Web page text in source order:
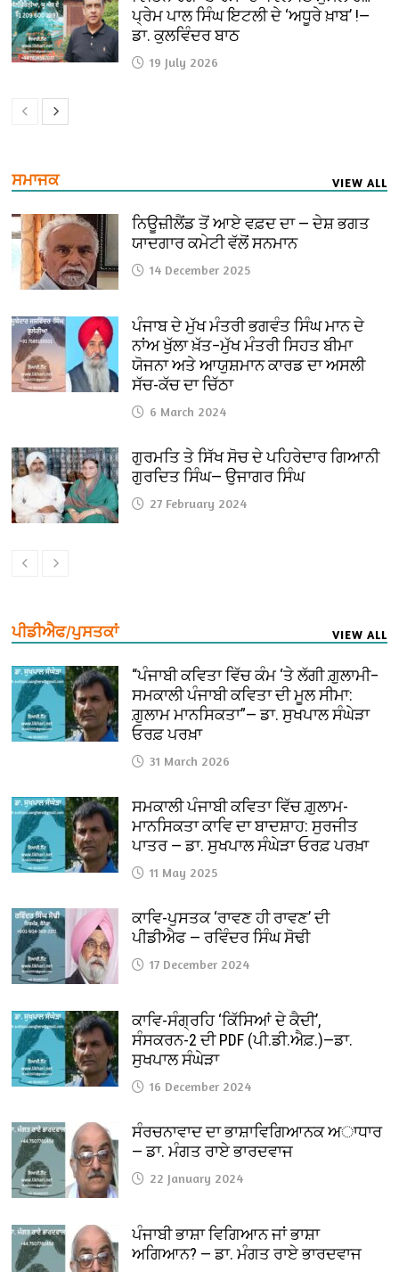
ਪ੍ਰੇਮ ਪਾਲ ਸਿੰਘ ਇਟਲੀ ਦੇ ‘ਅਧੂਰੇ ਖ਼ਾਬ’ !—
ਡਾ. ਕੁਲਵਿੰਦਰ ਬਾਠ
19 July 2026
ਸਮਾਜਕ VIEW ALL
ਨਿਊਜ਼ੀਲੈਂਡ ਤੋਂ ਆਏ ਵਫ਼ਦ ਦਾ — ਦੇਸ਼ ਭਗਤ
ਯਾਦਗਾਰ ਕਮੇਟੀ ਵੱਲੋਂ ਸਨਮਾਨ
14 December 2025
ਪੰਜਾਬ ਦੇ ਮੁੱਖ ਮੰਤਰੀ ਭਗਵੰਤ ਸਿੰਘ ਮਾਨ ਦੇ
ਨਾਂਅ ਖੁੱਲਾ ਖ਼ੱਤ–ਮੁੱਖ ਮੰਤਰੀ ਸਿਹਤ ਬੀਮਾ
ਯੋਜਨਾ ਅਤੇ ਆਯੁਸ਼ਮਾਨ ਕਾਰਡ ਦਾ ਅਸਲੀ
ਸੱਚ-ਕੱਚ ਦਾ ਚਿੱਠਾ
6 March 2024
ਗੁਰਮਤਿ ਤੇ ਸਿੱਖ ਸੋਚ ਦੇ ਪਹਿਰੇਦਾਰ ਗਿਆਨੀ
ਗੁਰਦਿਤ ਸਿੰਘ— ਉਜਾਗਰ ਸਿੰਘ
27 February 2024
ਪੀਡੀਐਫ/ਪੁਸਤਕਾਂ VIEW ALL
“ਪੰਜਾਬੀ ਕਵਿਤਾ ਵਿੱਚ ਕੰਮ ‘ਤੇ ਲੱਗੀ ਗ਼ੁਲਾਮੀ–
ਸਮਕਾਲੀ ਪੰਜਾਬੀ ਕਵਿਤਾ ਦੀ ਮੂਲ ਸੀਮਾ:
ਗ਼ੁਲਾਮ ਮਾਨਸਿਕਤਾ”— ਡਾ. ਸੁਖਪਾਲ ਸੰਘੇੜਾ
ਓਰਫ਼ ਪਰਖ਼ਾ
31 March 2026
ਸਮਕਾਲੀ ਪੰਜਾਬੀ ਕਵਿਤਾ ਵਿੱਚ ਗ਼ੁਲਾਮ-
ਮਾਨਸਿਕਤਾ ਕਾਵਿ ਦਾ ਬਾਦਸ਼ਾਹ: ਸੁਰਜੀਤ
ਪਾਤਰ — ਡਾ. ਸੁਖਪਾਲ ਸੰਘੇੜਾ ਓਰਫ਼ ਪਰਖ਼ਾ
11 May 2025
ਕਾਵਿ-ਪੁਸਤਕ ‘ਰਾਵਣ ਹੀ ਰਾਵਣ’ ਦੀ
ਪੀਡੀਐਫ — ਰਵਿੰਦਰ ਸਿੰਘ ਸੋਢੀ
17 December 2024
ਕਾਵਿ-ਸੰਗ੍ਰਹਿ ‘ਕਿੱਸਿਆਂ ਦੇ ਕੈਦੀ’,
ਸੰਸਕਰਨ-2 ਦੀ PDF (ਪੀ.ਡੀ.ਐਫ਼.)—ਡਾ.
ਸੁਖਪਾਲ ਸੰਘੇੜਾ
16 December 2024
ਸੰਰਚਨਾਵਾਦ ਦਾ ਭਾਸ਼ਾਵਿਗਿਆਨਕ ਅਾਧਾਰ
— ਡਾ. ਮੰਗਤ ਰਾਏ ਭਾਰਦਵਾਜ
22 January 2024
ਪੰਜਾਬੀ ਭਾਸ਼ਾ ਵਿਗਿਆਨ ਜਾਂ ਭਾਸ਼ਾ
ਅਗਿਆਨ? — ਡਾ. ਮੰਗਤ ਰਾਏ ਭਾਰਦਵਾਜ